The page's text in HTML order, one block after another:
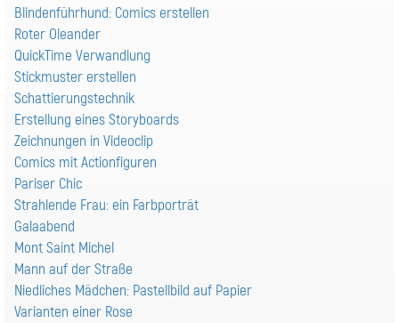
Blindenführhund: Comics erstellen
Roter Oleander
QuickTime Verwandlung
Stickmuster erstellen
Schattierungstechnik
Erstellung eines Storyboards
Zeichnungen in Videoclip
Comics mit Actionfiguren
Pariser Chic
Strahlende Frau: ein Farbporträt
Galaabend
Mont Saint Michel
Mann auf der Straße
Niedliches Mädchen: Pastellbild auf Papier
Varianten einer Rose